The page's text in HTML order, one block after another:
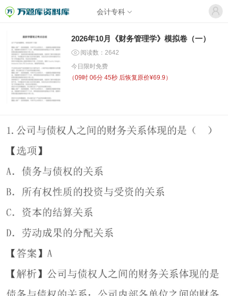
会计专科
2026年10月《财务管理学》模拟卷（一）
阅读数：2642
今日限时免费
（09时 06分 45秒 后恢复原价¥69.9）